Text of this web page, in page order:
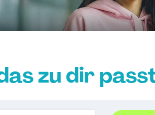
zu dir